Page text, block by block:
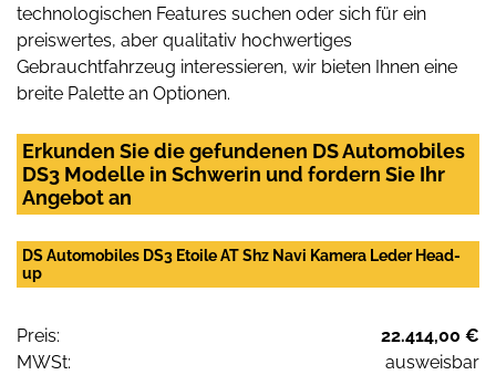
technologischen Features suchen oder sich für ein
preiswertes, aber qualitativ hochwertiges
Gebrauchtfahrzeug interessieren, wir bieten Ihnen eine
breite Palette an Optionen.
Erkunden Sie die gefundenen DS Automobiles
DS3 Modelle in Schwerin und fordern Sie Ihr
Angebot an
DS Automobiles DS3 Etoile AT Shz Navi Kamera Leder Head-
up
Preis:
22.414,00 €
MWSt:
ausweisbar